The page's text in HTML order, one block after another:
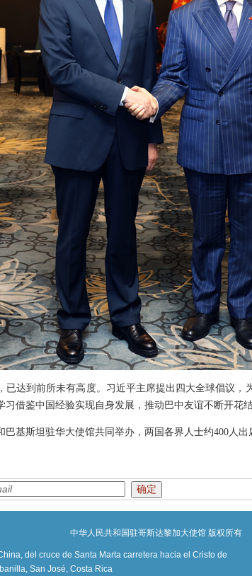
已达到前所未有高度。习近平主席提出四大全球倡议
借鉴中国经验实现自身发展，推动巴中友谊不断开花结
基斯坦驻华大使馆共同举办，两国各界人士约400人出
中华人民共和国驻哥斯达黎加大使馆 版权所有
del cruce de Santa Marta carretera hacia el Cristo de
San José, Costa Rica